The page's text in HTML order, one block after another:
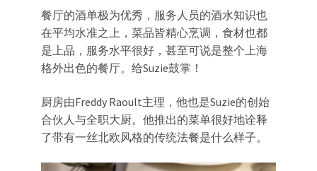
餐厅的酒单极为优秀，服务人员的酒水知识也
在平均水准之上，菜品皆精心烹调，食材也都
是上品，服务水平很好，甚至可说是整个上海
格外出色的餐厅。给Suzie鼓掌！
厨房由Freddy Raoult主理，他也是Suzie的创始
合伙人与全职大厨。他推出的菜单很好地诠释
了带有一丝北欧风格的传统法餐是什么样子。